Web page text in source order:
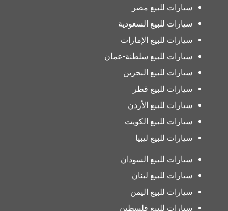
سيارات للبيع مصر
سيارات للبيع السعودية
سيارات للبيع الإمارات
سيارات للبيع سلطنة-عمان
سيارات للبيع البحرين
سيارات للبيع قطر
سيارات للبيع الأردن
سيارات للبيع الكويت
سيارات للبيع ليبيا
سيارات للبيع السودان
سيارات للبيع لبنان
سيارات للبيع اليمن
سيارات للبيع فلسطين